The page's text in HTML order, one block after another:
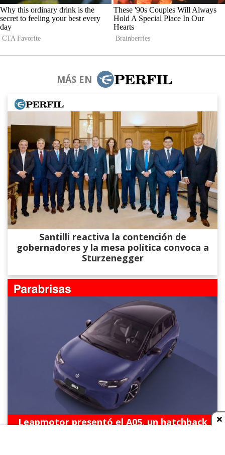
MÁS EN
Santilli reactiva la contención de
gobernadores y la mesa política convoca a
Sturzenegger
Leapmotor presentó el A05, un hatchback